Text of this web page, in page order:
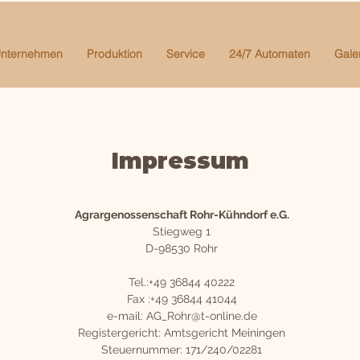
Produktion Service 24/7 Automaten
Impressum
Agrargenossenschaft Rohr-Kühndorf e.G.
Stiegweg 1
D-98530 Rohr
Tel.:+49 36844 40222
Fax :+49 36844 41044
e-mail: AG_Rohr@t-online.de
Registergericht: Amtsgericht Meiningen
Steuernummer: 171/240/02281